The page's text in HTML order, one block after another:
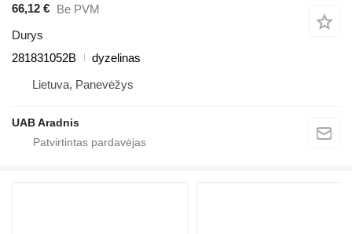
66,12 € Be PVM
Durys
281831052B
dyzelinas
Lietuva, Panevėžys
UAB Aradnis